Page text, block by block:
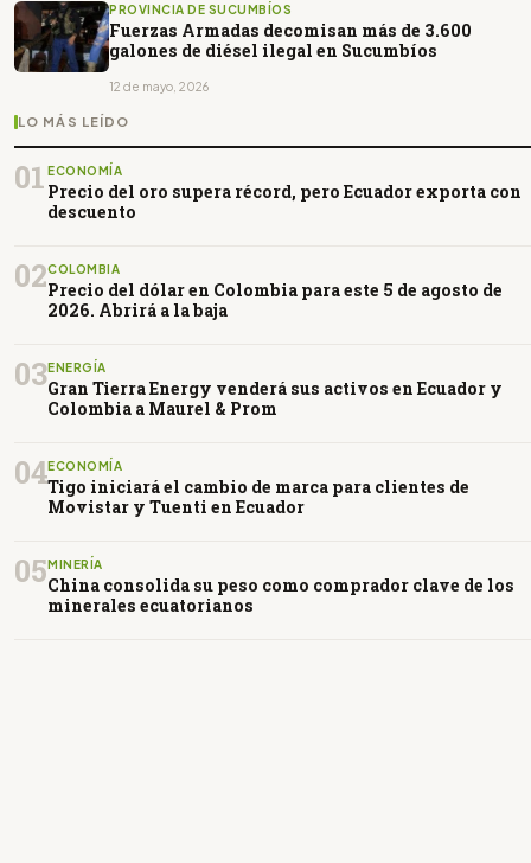
PROVINCIA DE SUCUMBÍOS
Fuerzas Armadas decomisan más de 3.600
galones de diésel ilegal en Sucumbíos
12 de mayo, 2026
LO MÁS LEÍDO
01 ECONOMÍA
Precio del oro supera récord, pero Ecuador exporta con
descuento
02COLOMBIA
Precio del dólar en Colombia para este 5 de agosto de
2026. Abrirá a la baja
03ENERGÍA
Gran Tierra Energy venderá sus activos en Ecuador y
Colombia a Maurel & Prom
04ECONOMÍA
Tigo iniciará el cambio de marca para clientes de
Movistar y Tuenti en Ecuador
05MINERÍA
China consolida su peso como comprador clave de los
minerales ecuatorianos